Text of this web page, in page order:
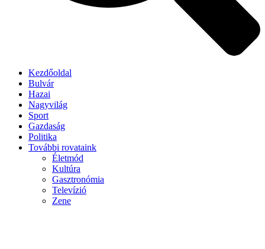
Kezdőoldal
Bulvár
Hazai
Nagyvilág
Sport
Gazdaság
Politika
További rovataink
Életmód
Kultúra
Gasztronómia
Televízió
Zene